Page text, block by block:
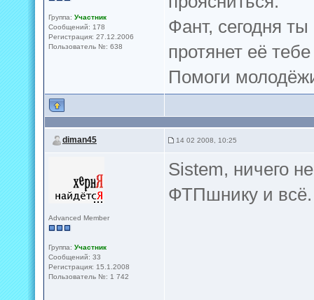
Группа: Участник
Сообщений: 178
Регистрация: 27.12.2006
Пользователь №: 638
Фант, сегодня
протянет её
Помоги
diman45 14 02 2008, 10:25
Advanced Member
Группа: Участник
Сообщений: 33
Регистрация: 15.1.2008
Пользователь №: 1 742
Sistem, ничего
ФТПшнику и